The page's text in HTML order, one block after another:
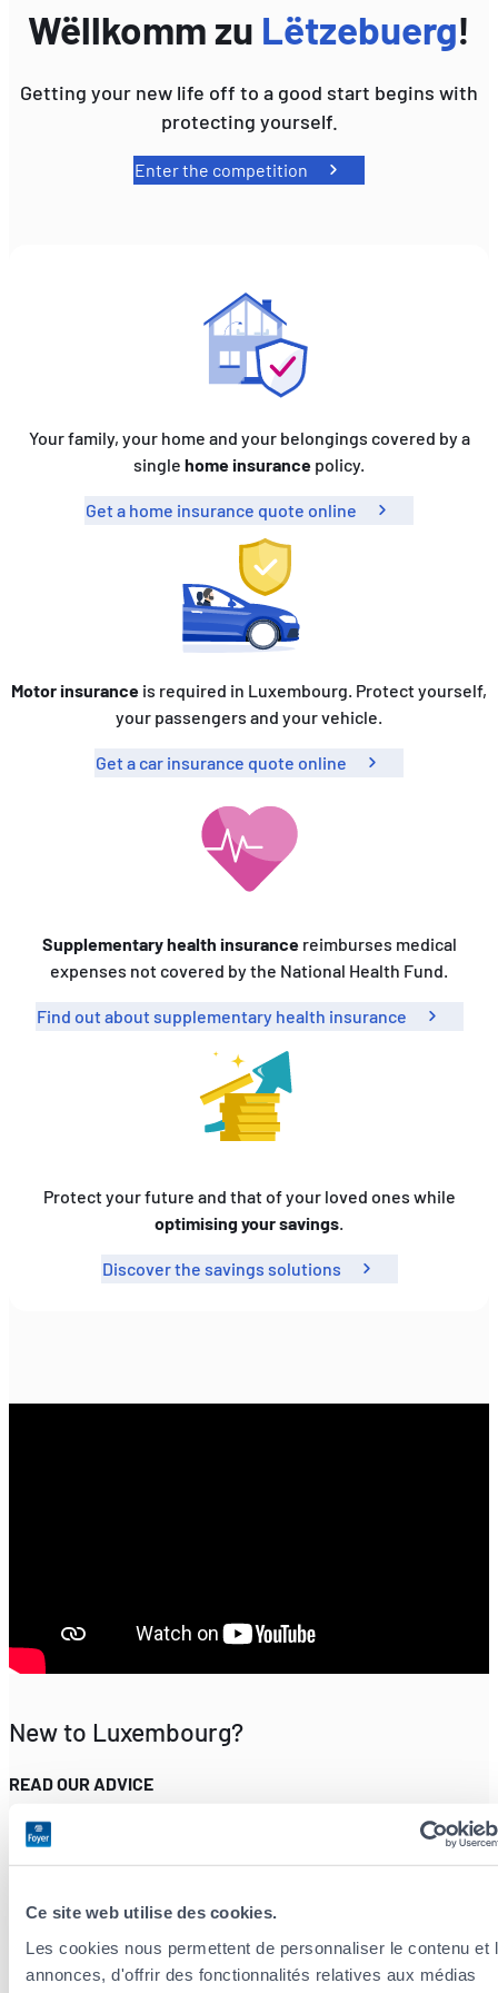
Ce site web utilise des cookies.
Les cookies nous permettent de personnaliser le contenu et
annonces, d'offrir des fonctionnalités relatives aux médias
Wëllkomm zu Lëtzebuerg!
Getting your new life off to a good start begins with
protecting yourself.
Enter the competition
Your family, your home and your belongings covered by a
single home insurance policy.
Get a home insurance quote online
Motor insurance is required in Luxembourg. Protect yourself,
your passengers and your vehicle.
Get a car insurance quote online
Supplementary health insurancereimburses medical
expenses not covered by the National Health Fund.
Find out about supplementary health insurance
Protect your future and that of your loved ones while
optimising your savings.
Discover the savings solutions
New to Luxembourg?
READ OUR ADVICE
Check out our for more practical information!